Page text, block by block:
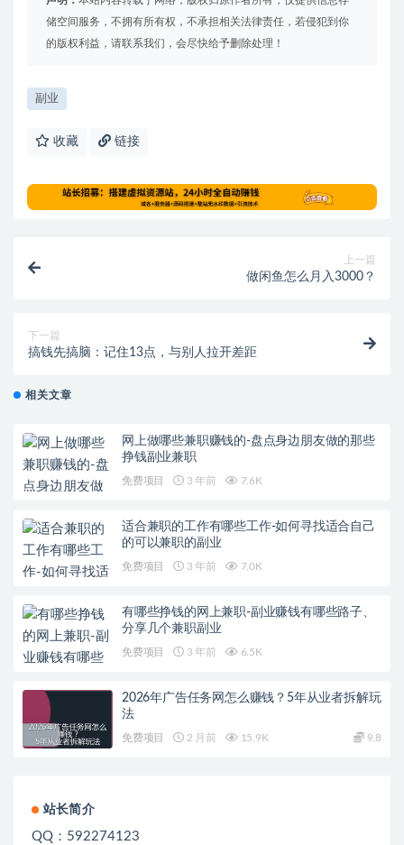
储空间服务，不拥有所有权，不承担相关法律责任，若侵犯到你
的版权利益，请联系我们，会尽快给予删除处理！
副业
收藏 链接
上一篇
做闲鱼怎么月入3000？
下一篇
搞钱先搞脑：记住13点，与别人拉开差距
相关文章
网上做哪些兼职赚钱的-盘点身边朋友做的那些
挣钱副业兼职
免费项目 3 年前 7.6K
适合兼职的工作有哪些工作-如何寻找适合自己
的可以兼职的副业
免费项目 3 年前 7.0K
有哪些挣钱的网上兼职-副业赚钱有哪些路子、
分享几个兼职副业
免费项目 3 年前 6.5K
2026年广告任务网怎么赚钱？5年从业者拆解玩
法
免费项目 2 月前 15.9K 9.8
站长简介
QQ：592274123